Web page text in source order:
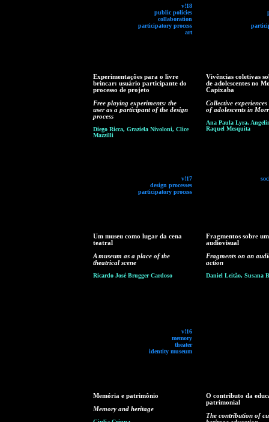
v!18
public policies
collaboration
participatory process
art
Experimentações para o livre
brincar: usuário participante do
processo de projeto
Free playing experiments: the
user as a participant of the design
process
Diego Ricca, Graziela Nivoloni, Clice
Mazzilli
v!17
design processes
participatory process
Vivências coletivas
de adolescentes no
Capixaba
Collective
of adolescents in
Ana Paula Lyra,
Raquel Mesquita
Um museu como lugar da cena
teatral
A museum as a place of the
theatrical scene
Ricardo José Brugger Cardoso
v!16
memory
theater
identity museum
Fragmentos sobre
audiovisual
Fragments on an
action
Daniel Leitão, Susana
Memória e patrimônio
Memory and heritage
O contributo da
patrimonial
The contribution of